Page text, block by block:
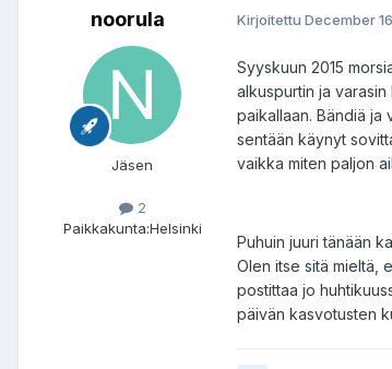
noorula
Jäsen
2
Paikkakunta:Helsinki
Kirjoitettu December
Syyskuun 2015
alkuspurtin ja
paikallaan. Bändiä ja
sentään käynyt
vaikka miten paljon
Puhuin juuri tänään
Olen itse sitä mieltä,
postittaa jo
päivän kasvotusten